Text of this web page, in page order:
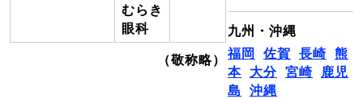
むらき
眼科
（敬称略）
九州・沖縄
福岡
佐賀 長崎 熊
本 大分 宮崎 鹿児
島 沖縄